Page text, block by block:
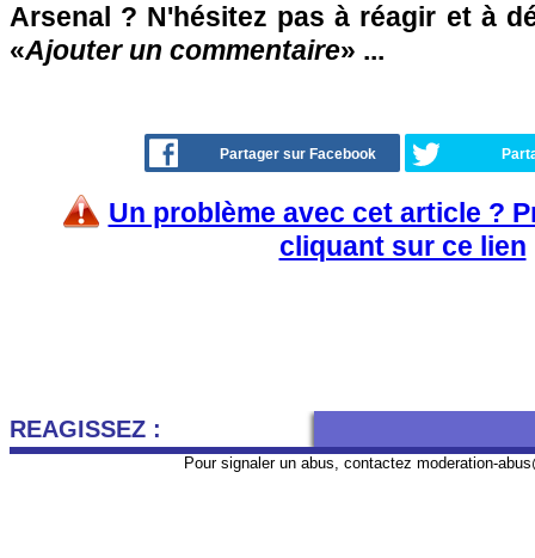
Arsenal ? N'hésitez pas à réagir et à
«Ajouter un commentaire» ...
Partager sur Facebook
Un problème avec cet article ?
cliquant sur ce lien
REAGISSEZ :
Pour signaler un abus, contactez moderation-